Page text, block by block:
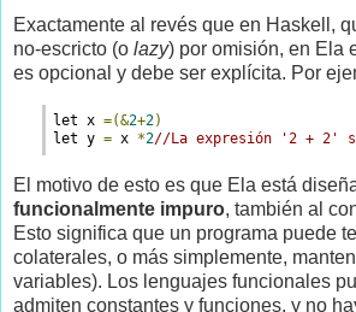
Exactamente al revés que en Haskell,
no-escricto (o lazy) por omisión, en Ela
es opcional y debe ser explícita. Por
let x =(&2+2)
let y = x *2//La expresión '2 + 2'
El motivo de esto es que Ela está
funcionalmente impuro, también al
Esto significa que un programa puede
colaterales, o más simplemente,
variables). Los lenguajes funcionales
admiten constantes y funciones, y no